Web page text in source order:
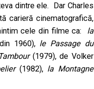
dintre ele. Dar Charles
carieră cinematografică,
cele din filme ca:
la
1960), le Passage du
(1979), de Volker
(1982), la Montagne